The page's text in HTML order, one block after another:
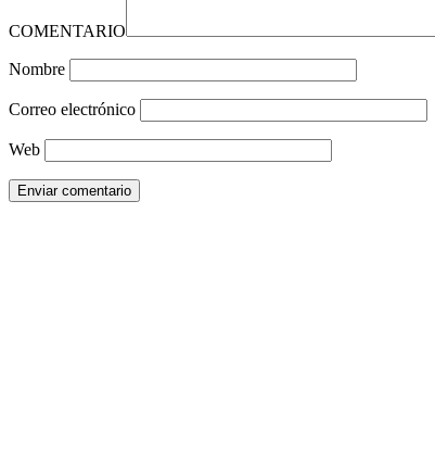
COMENTARIO
Nombre
Correo electrónico
Web